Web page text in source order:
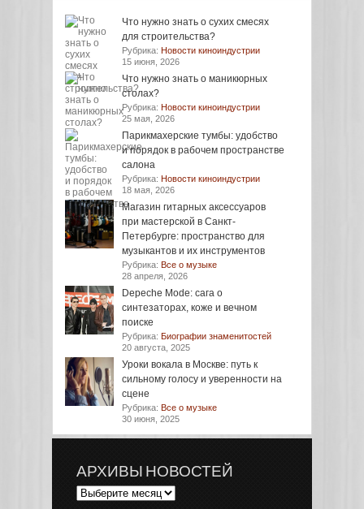
Что нужно знать о сухих смесях
для строительства?
Рубрика: Новости киноиндустрии
15 июня, 2026
Что нужно знать о маникюрных
столах?
Рубрика: Новости киноиндустрии
25 мая, 2026
Парикмахерские тумбы: удобство
и порядок в рабочем пространстве
салона
Рубрика: Новости киноиндустрии
18 мая, 2026
Магазин гитарных аксессуаров
при мастерской в Санкт-
Петербурге: пространство для
музыкантов и их инструментов
Рубрика: Все о музыке
28 апреля, 2026
Depeche Mode: сага о
синтезаторах, коже и вечном
поиске
Рубрика: Биографии знаменитостей
20 августа, 2025
Уроки вокала в Москве: путь к
сильному голосу и уверенности на
сцене
Рубрика: Все о музыке
30 июня, 2025
АРХИВЫ НОВОСТЕЙ